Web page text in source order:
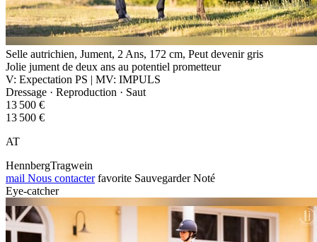
Selle autrichien, Jument, 2 Ans, 172 cm, Peut devenir gris
Jolie jument de deux ans au potentiel prometteur
V: Expectation PS | MV: IMPULS
Dressage · Reproduction · Saut
13 500 €
13 500 €
AT
HennbergTragwein
mail Nous contacter favorite Sauvegarder Noté
Eye-catcher